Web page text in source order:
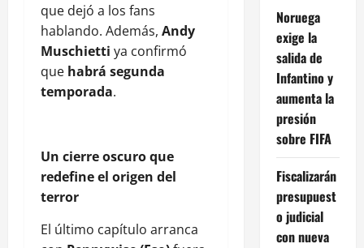
que dejó a los fans
hablando. Además, Andy
Muschietti ya confirmó
que habrá segunda
temporada.
Un cierre oscuro que
redefine el origen del
terror
El último capítulo arranca
Noruega
exige la
salida de
Infantino y
aumenta la
presión
sobre FIFA
Fiscalizarán
presupuest
o judicial
con nueva